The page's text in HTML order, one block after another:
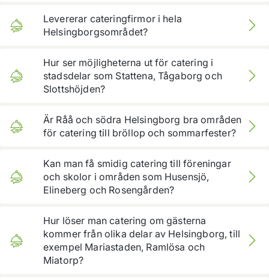
både kontor, föreningar och privata fester i hem eller
lokaler.
Levererar cateringfirmor i hela
Helsingborgsområdet?
områden, och en del kör även längre ut mot
omgivande orter efter överenskommelse.
Hur ser möjligheterna ut för catering i
stadsdelar som Stattena, Tågaborg och
Slottshöjden?
Stattena, Tågaborg och Slottshöjden är bostadsnära
områden där många beställer catering till
födelsedagar, studentmottagningar och familjefester.
fungerar bra i både lägenheter och
gemensamhetslokaler.
Är Råå och södra Helsingborg bra områden
för catering till bröllop och sommarfester?
sommarfester, bröllop och större släktkalas. Här
kombineras ofta catering med närheten till stranden,
vilket gör bufféer och plockmat extra uppskattat.
Kan man få smidig catering till föreningar
och skolor i områden som Husensjö,
Elineberg och Rosengården?
Husensjö, Elineberg och Rosengården, finns många
föreningar, skolor och idrottslag som använder
catering till möten, läger och avslutningar. Många
menyer är anpassade för större grupper och blandade
Hur löser man catering om gästerna
kommer från olika delar av Helsingborg, till
exempel Mariastaden, Ramlösa och
Miatorp?